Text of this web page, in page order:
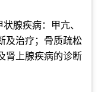
腺疾病：甲亢、
及治疗；骨质疏松
肾上腺疾病的诊断